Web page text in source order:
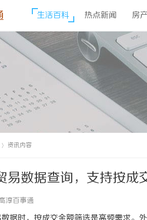
生活百科 热点新闻 房
资讯内容
易数据查询，支持按成
淳百事通